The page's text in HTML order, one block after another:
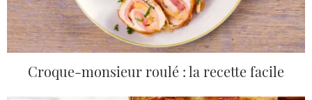
Croque-monsieur roulé : la recette facile